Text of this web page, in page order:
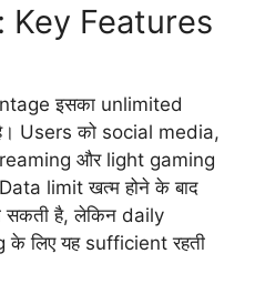
Key Features
इसका unlimited
Users को social media,
और light gaming
limit खत्म होने के बाद
है, लेकिन daily
लिए यह sufficient रहती